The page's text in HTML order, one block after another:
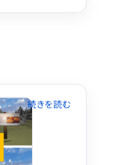
vs
く
多く
ント
）、
った